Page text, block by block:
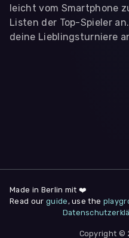
leicht vom Smartphone
Listen der Top-Spieler
deine Lieblingsturniere
deine Zustimmung jederzeit
am Seitenende widerrufen.
Nur
Made in Berlin mit ❤️
Read our guide , use the
Copyright ©